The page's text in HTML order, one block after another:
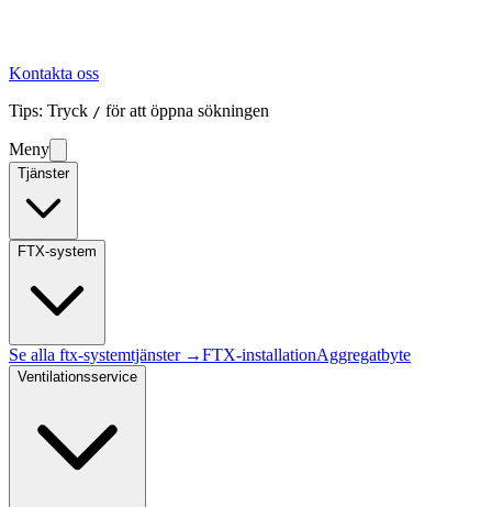
Kontakta oss
Tips: Tryck / för att öppna sökningen
Meny
Tjänster
FTX-system
Se alla ftx-systemtjänster →FTX-installationAggregatbyte
Ventilationsservice